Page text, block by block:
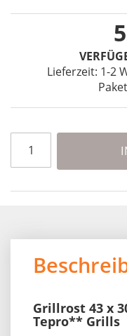
Lieferzeit: 1-2
Grillrost 43 x
Tepro** Grills